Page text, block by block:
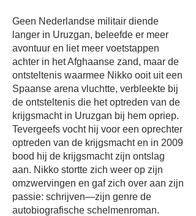
Geen Nederlandse militair diende
langer in Uruzgan, beleefde er meer
avontuur en liet meer voetstappen
achter in het Afghaanse zand, maar de
ontsteltenis waarmee Nikko ooit uit een
Spaanse arena vluchtte, verbleekte bij
de ontsteltenis die het optreden van de
krijgsmacht in Uruzgan bij hem opriep.
Tevergeefs vocht hij voor een oprechter
optreden van de krijgsmacht en in 2009
bood hij de krijgsmacht zijn ontslag
aan. Nikko stortte zich weer op zijn
omzwervingen en gaf zich over aan zijn
passie: schrijven—zijn genre de
autobiografische schelmenroman.